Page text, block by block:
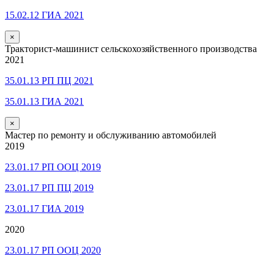
15.02.12 ГИА 2021
×
Тракторист-машинист сельскохозяйственного производства
2021
35.01.13 РП ПЦ 2021
35.01.13 ГИА 2021
×
Мастер по ремонту и обслуживанию автомобилей
2019
23.01.17 РП ООЦ 2019
23.01.17 РП ПЦ 2019
23.01.17 ГИА 2019
2020
23.01.17 РП ООЦ 2020